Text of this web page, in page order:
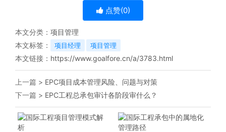
点赞(0)
本文分类： 项目管理
本文标签：
项目经理 项目管理
本文链接： https://www.goalfore.cn/a/3783.html
上一篇 > EPC项目成本管理风险、问题与对策
下一篇 > EPC工程总承包审计各阶段审什么？